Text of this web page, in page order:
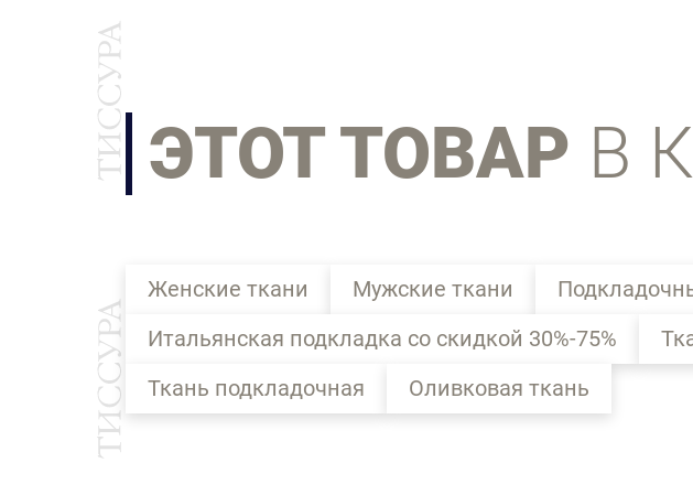
ЭТОТ ТОВАР В
Женские ткани Мужские ткани
Итальянская подкладка со скидкой 30%-75%
Ткань подкладочная
Оливковая ткань